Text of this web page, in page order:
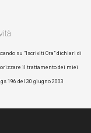
su "Iscriviti Ora" dichiari di
il trattamento dei miei
196 del 30 giugno 2003